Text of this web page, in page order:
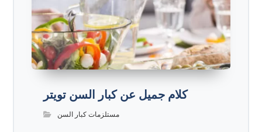
كلام جميل عن كبار السن تويتر
مستلزمات كبار السن